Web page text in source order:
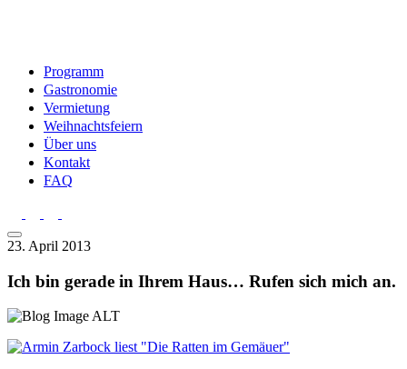
Programm
Gastronomie
Vermietung
Weihnachtsfeiern
Über uns
Kontakt
FAQ
23. April 2013
Ich bin gerade in Ihrem Haus… Rufen sich mich an.